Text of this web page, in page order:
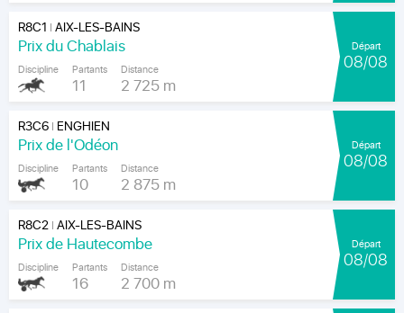
R8C1 |AIX-LES-BAINS
Prix du Chablais
Discipline Partants
11
Distance
2 725 m
Départ
08/08
R3C6| ENGHIEN
Prix de l'Odéon
Discipline Partants
10
Distance
2 875 m
Départ
08/08
R8C2|AIX-LES-BAINS
Prix de Hautecombe
Discipline Partants
16
Distance
2 700 m
Départ
08/08